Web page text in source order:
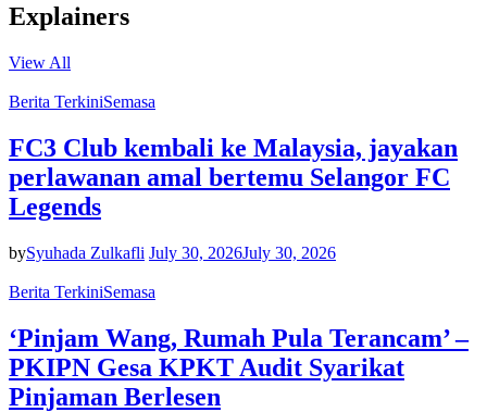
Explainers
View All
Berita TerkiniSemasa
FC3 Club kembali ke Malaysia, jayakan
perlawanan amal bertemu Selangor FC
Legends
bySyuhada Zulkafli July 30, 2026July 30, 2026
Berita TerkiniSemasa
‘Pinjam Wang, Rumah Pula Terancam’ –
PKIPN Gesa KPKT Audit Syarikat
Pinjaman Berlesen